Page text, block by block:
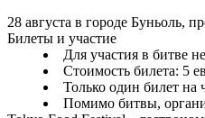
28 августа в городе Буньоль,
Билеты и участие
Для участия в битве
Стоимость билета: 5
Только один билет на
Помимо битвы,